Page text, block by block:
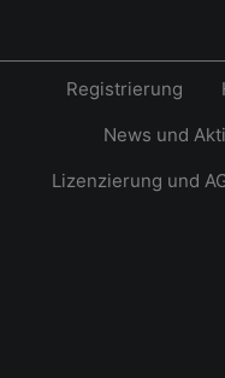
Registrierung
News und
Lizenzierung und